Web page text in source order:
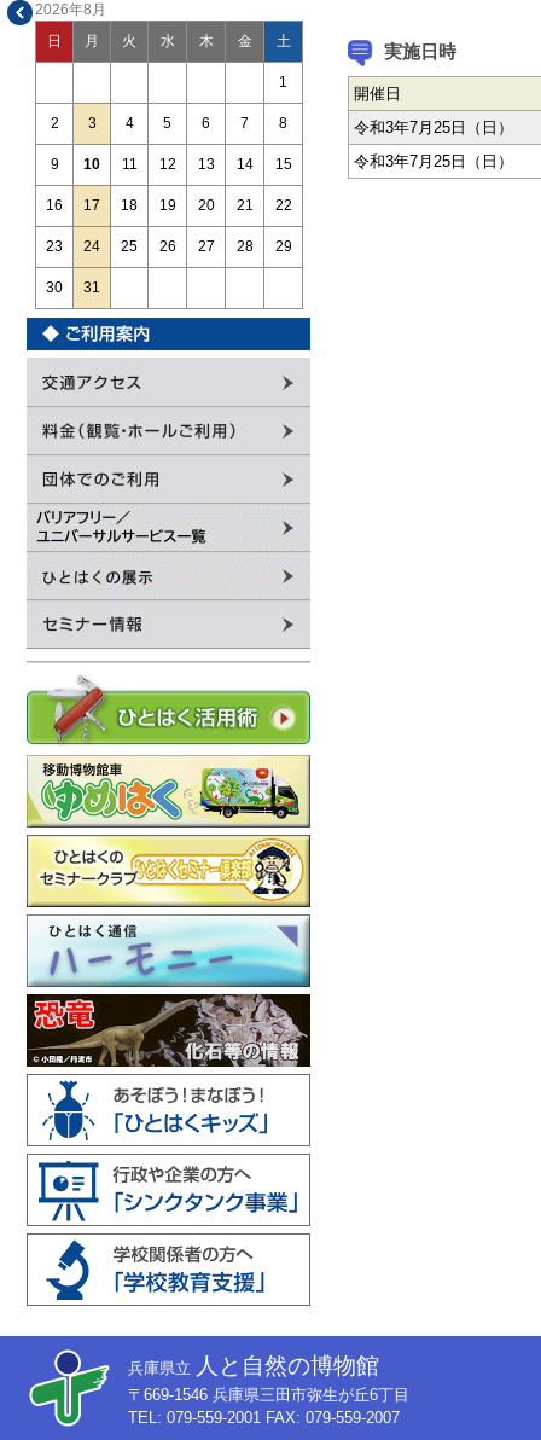
2026年8月
日 月 火 水 木 金 土
1
2 3 4 5 6 7 8
9 10 11 12 13 14 15
16 17 18 19 20 21 22
23 24 25 26 27 28 29
30 31
実施日時
開催日
令和3年7月25日（日）
令和3年7月25日（日）
兵庫県立 人と自然の博物館
〒669-1546 兵庫県三田市弥生が丘6丁目
TEL: 079-559-2001 FAX: 079-559-2007